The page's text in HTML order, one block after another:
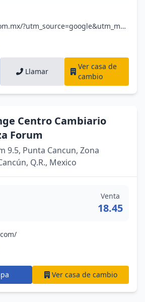
www.gcapital.com.mx/?utm_source=google&utm_medium=my-business&utm_campaign=gmb
Llamar
Ver casa de
cambio
Centro Cambiario
Forum
9.5, Punta Cancun, Zona
Q.R., Mexico
Venta
18.45
Ver casa de cambio